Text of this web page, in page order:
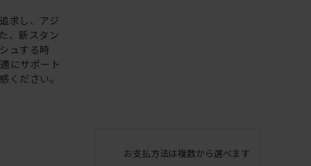
求し、アジ
、新スタン
ュする時
にサポート
ください。
お支払方法は複数から選べます